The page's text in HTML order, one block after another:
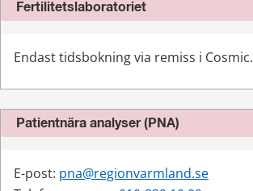
Fertilitetslaboratoriet
Endast tidsbokning via remiss i Cosmic.
Patientnära analyser (PNA)
E-post: pna@regionvarmland.se